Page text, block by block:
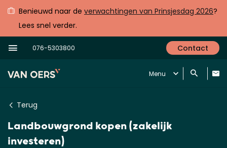
Benieuwd naar de verwachtingen van Prinsjesdag 2026?
Lees snel verder.
076-5303800 Contact
Menu
Terug
Landbouwgrond kopen (zakelijk
investeren)